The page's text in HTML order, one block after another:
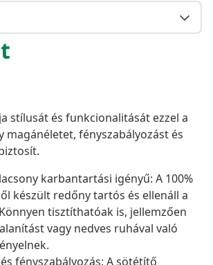
stílusát és funkcionalitását ezzel a
magánéletet, fényszabályozást és
karbantartási igényű: A 100%
készült redőny tartós és ellenáll a
tisztíthatóak is, jellemzően
vagy nedves ruhával való
fényszabályozás: A sötétítő